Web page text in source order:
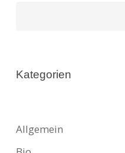
Kategorien
Allgemein